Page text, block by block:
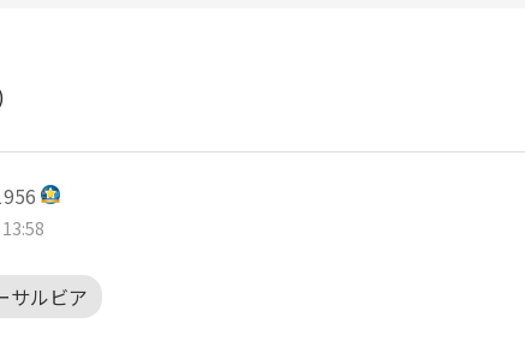
サルビア